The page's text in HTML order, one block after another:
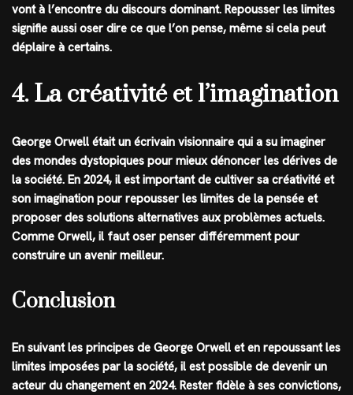
vont à l’encontre du discours dominant. Repousser les limites
signifie aussi oser dire ce que l’on pense, même si cela peut
déplaire à certains.
4. La créativité et l’imagination
George Orwell était un écrivain visionnaire qui a su imaginer
des mondes dystopiques pour mieux dénoncer les dérives de
la société. En 2024, il est important de cultiver sa créativité et
son imagination pour repousser les limites de la pensée et
proposer des solutions alternatives aux problèmes actuels.
Comme Orwell, il faut oser penser différemment pour
construire un avenir meilleur.
Conclusion
En suivant les principes de George Orwell et en repoussant les
limites imposées par la société, il est possible de devenir un
acteur du changement en 2024. Rester fidèle à ses convictions,